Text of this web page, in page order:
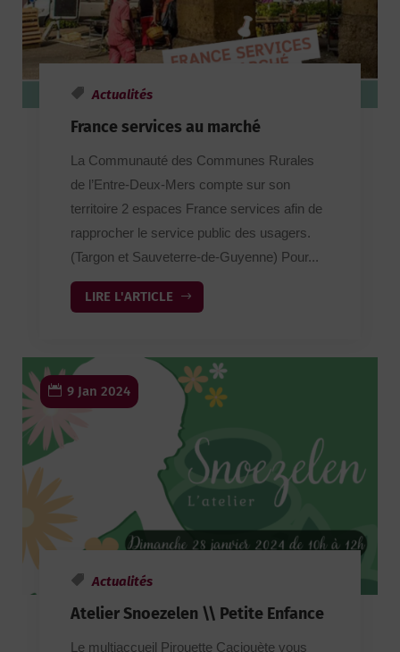
Actualités
France services au marché
La Communauté des Communes Rurales
de l’Entre-Deux-Mers compte sur son
territoire 2 espaces France services afin de
rapprocher le service public des usagers.
(Targon et Sauveterre-de-Guyenne) Pour...
LIRE L'ARTICLE
9 Jan 2024
Actualités
Atelier Snoezelen \\ Petite Enfance
Le multiaccueil Pirouette Cacjouète vous